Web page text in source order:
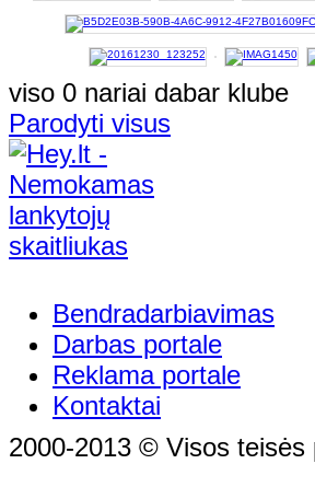
viso 0 nariai dabar klube
Parodyti visus
Bendradarbiavimas
Darbas portale
Reklama portale
Kontaktai
2000-2013 © Visos